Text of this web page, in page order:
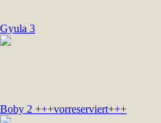
Gyula 3
Boby 2 +++vorreserviert+++